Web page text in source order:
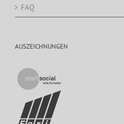
FAQ
AUSZEICHNUNGEN